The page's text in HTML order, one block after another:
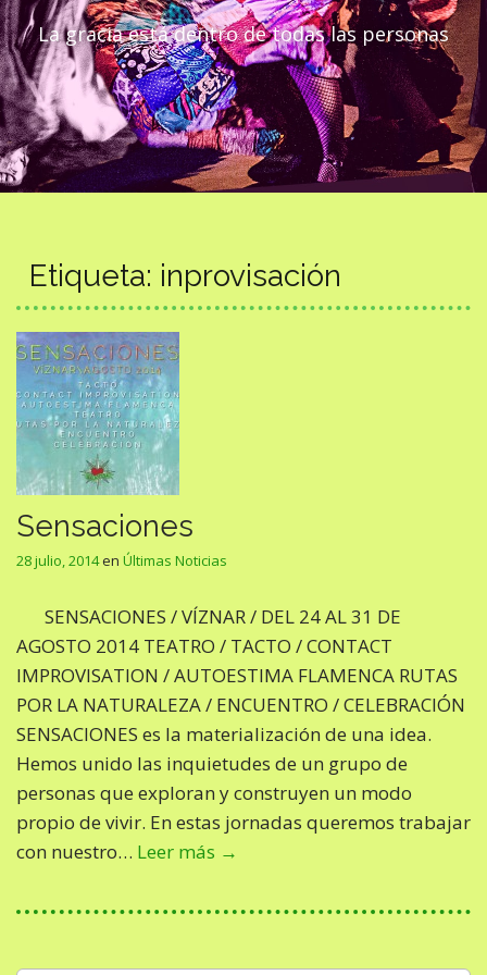
La gracia está dentro de todas las personas
Etiqueta: inprovisación
Sensaciones
28 julio, 2014en Últimas Noticias
SENSACIONES / VÍZNAR / DEL 24 AL 31 DE
AGOSTO 2014 TEATRO / TACTO / CONTACT
IMPROVISATION / AUTOESTIMA FLAMENCA RUTAS
POR LA NATURALEZA / ENCUENTRO / CELEBRACIÓN
SENSACIONES es la materialización de una idea.
Hemos unido las inquietudes de un grupo de
personas que exploran y construyen un modo
propio de vivir. En estas jornadas queremos trabajar
con nuestro… Leer más →